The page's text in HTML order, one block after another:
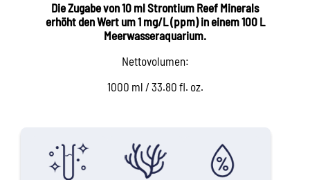
Die Zugabe von 10 ml Strontium Reef Minerals
erhöht den Wert um 1 mg/L (ppm) in einem 100 L
Meerwasseraquarium.
Nettovolumen:
1000 ml / 33.80 fl. oz.